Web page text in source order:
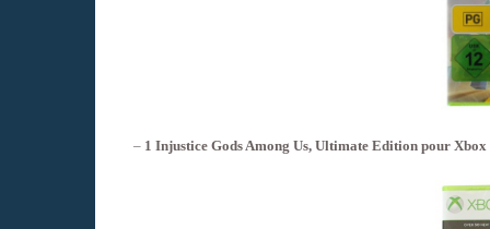
– 1 Injustice Gods Among Us, Ultimate Edition pour Xbox